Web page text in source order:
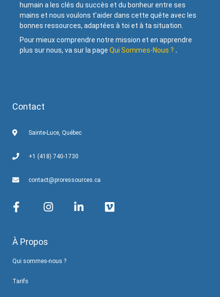
humain a les clés du succès et du bonheur entre ses
mains et nous voulons t’aider dans cette quête avec les
bonnes ressources, adaptées à toi et à ta situation.
Pour mieux comprendre notre mission et en apprendre
plus sur nous, va sur la page Qui Sommes-Nous ? .
Contact
Sainte-Luce, Québec
+1 (418) 740-1730
contact@proressources.ca
À Propos
Qui sommes-nous ?
Tarifs